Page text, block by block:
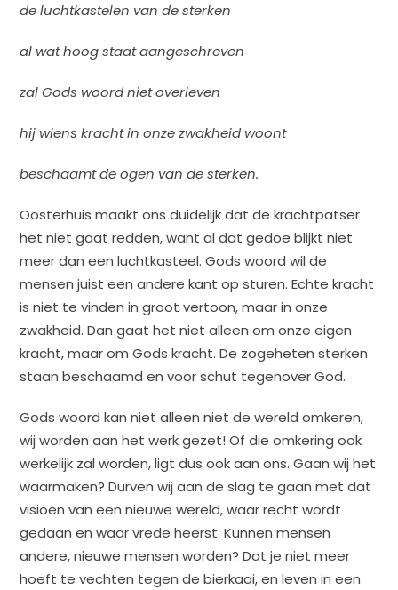
de luchtkastelen van de sterken
al wat hoog staat aangeschreven
zal Gods woord niet overleven
hij wiens kracht in onze zwakheid woont
beschaamt de ogen van de sterken.
Oosterhuis maakt ons duidelijk dat de krachtpatser
het niet gaat redden, want al dat gedoe blijkt niet
meer dan een luchtkasteel. Gods woord wil de
mensen juist een andere kant op sturen. Echte kracht
is niet te vinden in groot vertoon, maar in onze
zwakheid. Dan gaat het niet alleen om onze eigen
kracht, maar om Gods kracht. De zogeheten sterken
staan beschaamd en voor schut tegenover God.
Gods woord kan niet alleen niet de wereld omkeren,
wij worden aan het werk gezet! Of die omkering ook
werkelijk zal worden, ligt dus ook aan ons. Gaan wij het
waarmaken? Durven wij aan de slag te gaan met dat
visioen van een nieuwe wereld, waar recht wordt
gedaan en waar vrede heerst. Kunnen mensen
andere, nieuwe mensen worden? Dat je niet meer
hoeft te vechten tegen de bierkaai, en leven in een